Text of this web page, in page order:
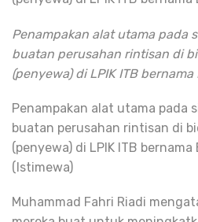
Penampakan alat utama pada
buatan perusahan rintisan di
(penyewa) di LPIK ITB
Penampakan alat utama pada
buatan perusahan rintisan di
(penyewa) di LPIK ITB
(Istimewa)
Muhammad Fahri Riadi